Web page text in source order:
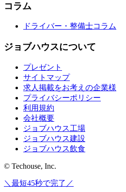
コラム
ドライバー・整備士コラム
ジョブハウスについて
プレゼント
サイトマップ
求人掲載をお考えの企業様
プライバシーポリシー
利用規約
会社概要
ジョブハウス工場
ジョブハウス建設
ジョブハウス飲食
© Techouse, Inc.
＼最短45秒で完了／